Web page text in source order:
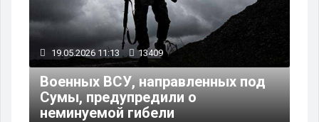
19.05.2026 11:13 13409
Военных ВСУ, направленных под
Сумы, предупредили о
неминуемой гибели